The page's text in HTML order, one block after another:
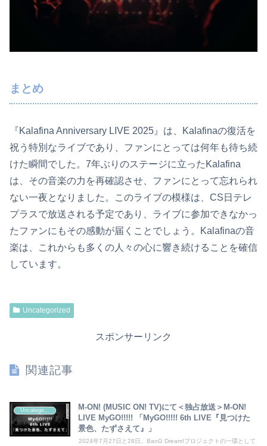
まとめ
『Kalafina Anniversary LIVE 2025』は、Kalafinaの復活を
祝う特別なライブであり、ファンにとっては何年も待ち続
けた瞬間でした。7年ぶりのステージに立ったKalafina
は、その音楽の力を再確認させ、ファンにとって忘れられ
ない一夜となりました。このライブの模様は、CS日テレ
プラスで放送される予定であり、ライブに参加できなかっ
たファンにもその感動が届くことでしょう。Kalafinaの音
楽は、これからも多くの人々の心に響き続けることを確信
しています。
Uncategorized
スポンサーリンク
関連記事
M-ON! (MUSIC ON! TV)にて＜独占放送＞M-ON!
LIVE MyGO!!!!! 「MyGO!!!!! 6th LIVE『見つけた
景色、たずさえて』」
2024年7月27日と28日、BanG Dream!プロジェクトの一環として